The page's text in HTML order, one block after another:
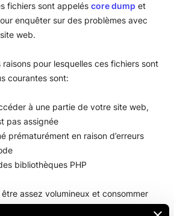
fichiers sont appelés core dump et
enquêter sur des problèmes avec
web.
pour lesquelles ces fichiers sont
courantes sont:
à une partie de votre site web,
pas assignée
prématurément en raison d’erreurs
bibliothèques PHP
assez volumineux et consommer